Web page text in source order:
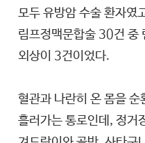
모두 유방암 수술 환자였
림프정맥문합술 30건
외상이 3건이었다.
혈관과 나란히 온 몸을 순
흘러가는 통로인데, 정거